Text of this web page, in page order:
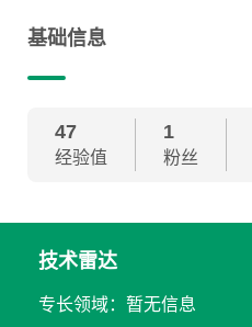
基础信息
47
经验值
1
粉丝
技术雷达
专长领域：暂无信息